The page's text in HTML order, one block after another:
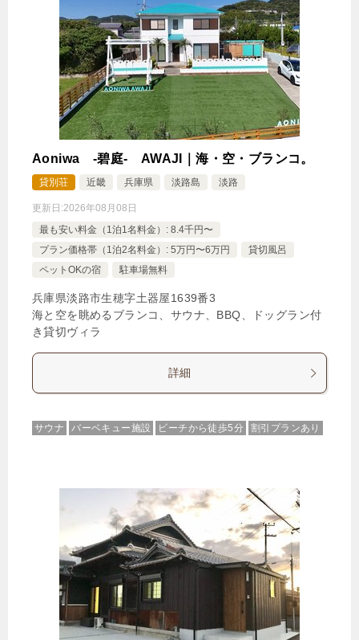
Aoniwa -碧庭- AWAJI｜海・空・ブランコ。
貸別荘 近畿 兵庫県 淡路島 淡路
更新日:2026年08月08日
最も安い料金（1泊1名料金）: 8.4千円〜
プラン価格帯（1泊2名料金）: 5万円〜6万円
貸切風呂
ペットOKの宿
駐車場無料
兵庫県淡路市生穂字土器屋1639番3
海と空を眺めるブランコ、サウナ、BBQ、ドッグラン付
き貸切ヴィラ
詳細
サウナ バーベキュー施設 ビーチから徒歩5分 割引プランあり